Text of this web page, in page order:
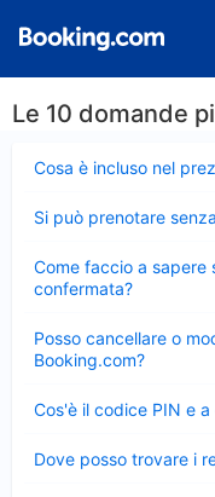
Le 10 domande
Cosa è incluso nel
chiuso
Si può prenotare
chiuso
Come faccio a sapere
confermata?
chiuso
Posso cancellare o
Booking.com?
chiuso
Cos'è il codice PIN e
chiuso
Dove posso trovare i
chiuso